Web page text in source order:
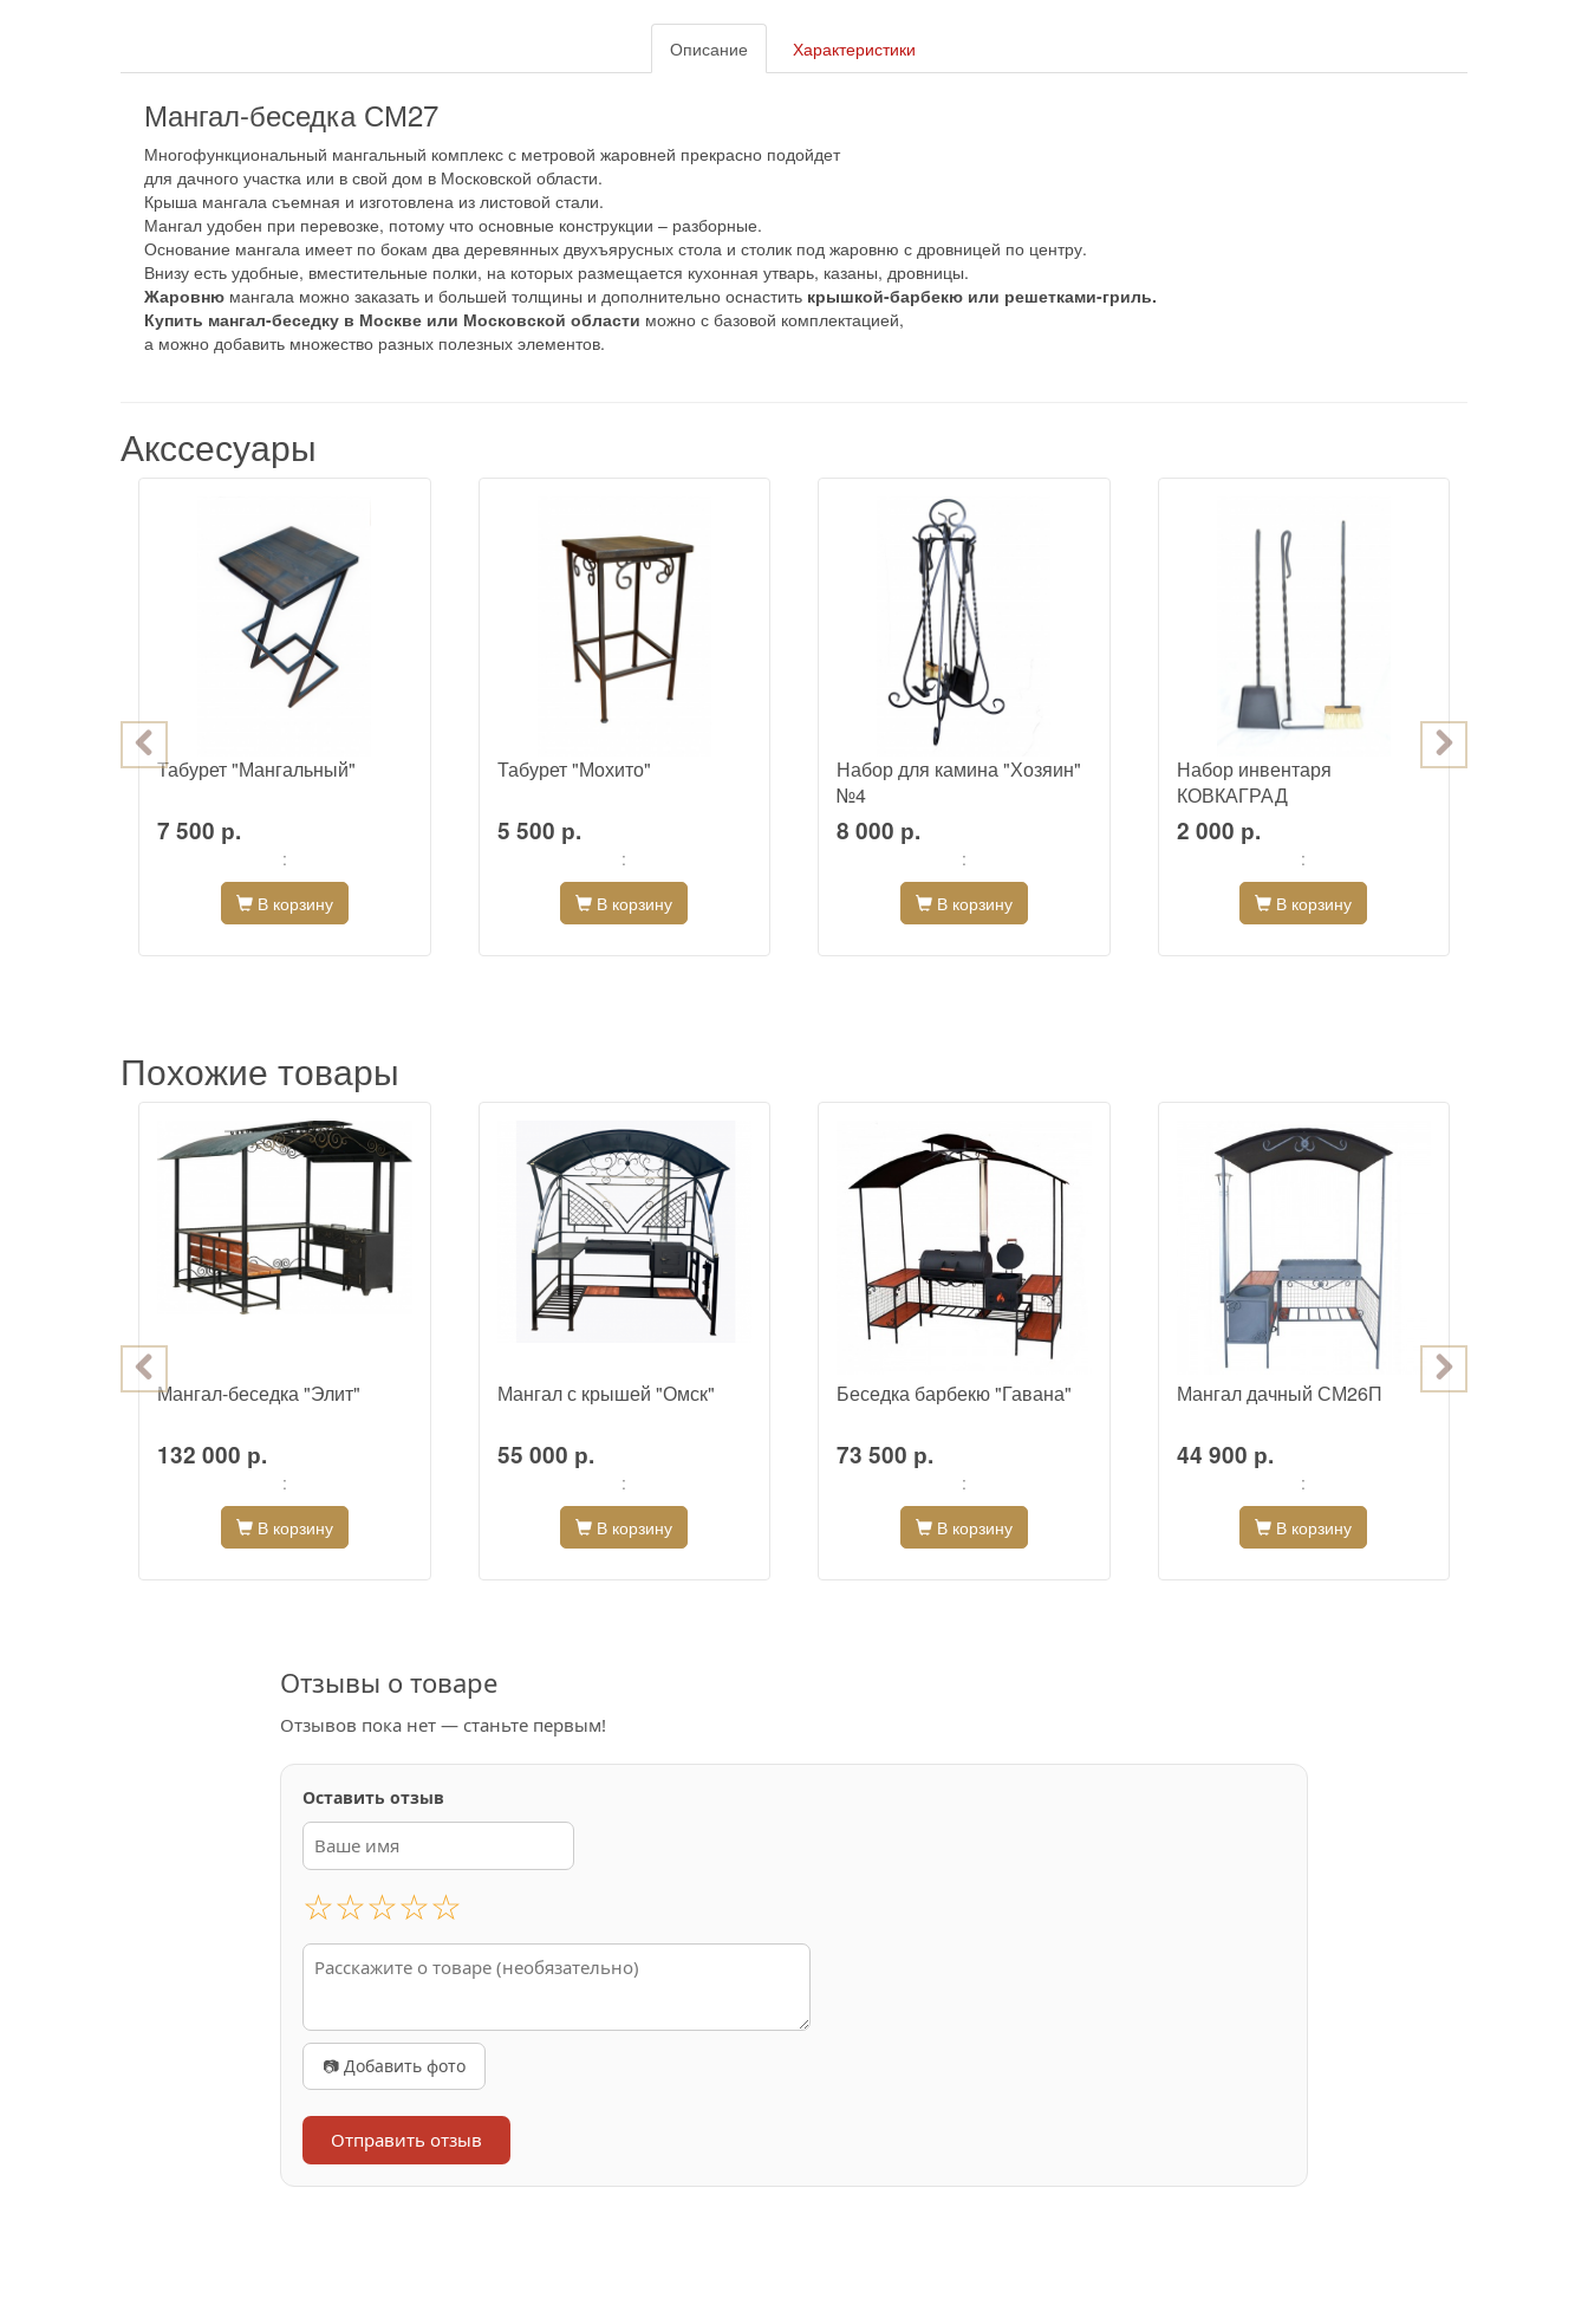
Описание Характеристики
Мангал-беседка СМ27
Многофункциональный мангальный комплекс с метровой жаровней прекрасно подойдет
для дачного участка или в свой дом в Московской области.
Крыша мангала съемная и изготовлена из листовой стали.
Мангал удобен при перевозке, потому что основные конструкции – разборные.
Основание мангала имеет по бокам два деревянных двухъярусных стола и столик под жаровню с дровницей по центру.
Внизу есть удобные, вместительные полки, на которых размещается кухонная утварь, казаны, дровницы.
Жаровню мангала можно заказать и большей толщины и дополнительно оснастить крышкой-барбекю или решетками-гриль.
Купить мангал-беседку в Москве или Московской области можно с базовой комплектацией,
а можно добавить множество разных полезных элементов.
Акссесуары
Табурет "Мангальный"
7 500 р.
:
В корзину
Табурет "Мохито"
5 500 р.
:
В корзину
Набор для камина "Хозяин"
№4
8 000 р.
:
В корзину
Набор инвентаря
КОВКАГРАД
2 000 р.
:
В корзину
Похожие товары
Мангал-беседка "Элит"
132 000 р.
:
В корзину
Мангал с крышей "Омск"
55 000 р.
:
В корзину
Беседка барбекю "Гавана"
73 500 р.
:
В корзину
Мангал дачный СМ26П
44 900 р.
:
В корзину
Отзывы о товаре
Отзывов пока нет — станьте первым!
Оставить отзыв
☆☆☆☆☆
📷 Добавить фото
Отправить отзыв